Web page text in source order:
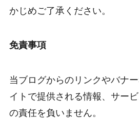
かじめご了承ください。
免責事項
当ブログからのリンクやバナ
イトで提供される情報、サー
の責任を負いません。